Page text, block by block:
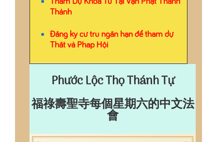
Thành
Đăng ký cư trú ngắn hạn để tham dự
Thất và Pháp Hội
Phước Lộc Thọ Thánh Tự
福祿壽聖寺每個星期六的中文法
會